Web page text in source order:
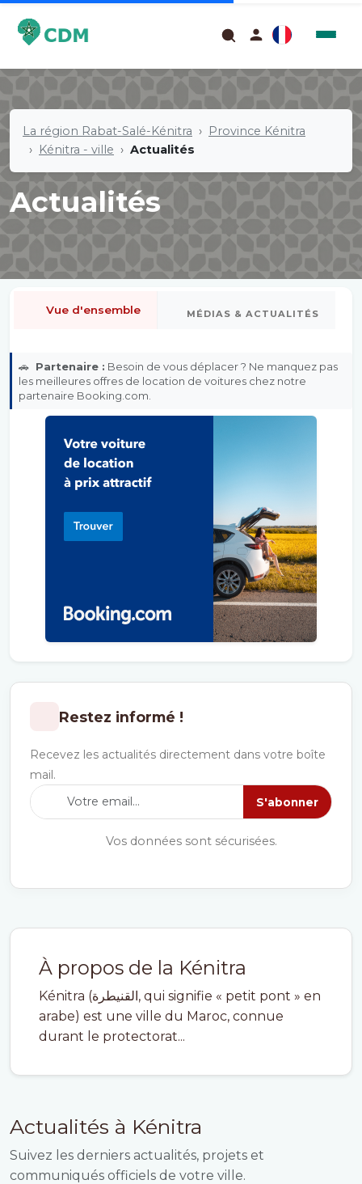
La région Rabat-Salé-Kénitra
Province Kénitra
Kénitra - ville
Actualités
Actualités
À propos de la Kénitra
Kénitra (القنيطرة, qui signifie « petit pont » en
arabe) est une ville du Maroc, connue
durant le protectorat...
Actualités à Kénitra
Suivez les derniers actualités, projets et
communiqués officiels de votre ville.
Vue d'ensemble MÉDIAS & ACTUALITÉS
🚗 Partenaire : Besoin de vous déplacer ? Ne manquez pas
les meilleures offres de location de voitures chez notre
partenaire Booking.com.
Restez informé !
Recevez les actualités directement dans votre boîte
mail.
S'abonner
Vos données sont sécurisées.